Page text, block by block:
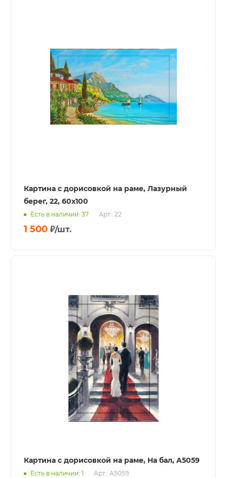
Картина с дорисовкой на раме, Лазурный
берег, 22, 60x100
Есть в наличии: 37 Арт.: 22
1 500 ₽/шт.
Картина с дорисовкой на раме, На бал, A5059
Есть в наличии: 1 Арт.: A5059